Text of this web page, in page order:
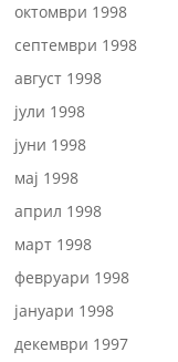
октомври 1998
септември 1998
август 1998
јули 1998
јуни 1998
мај 1998
април 1998
март 1998
февруари 1998
јануари 1998
декември 1997